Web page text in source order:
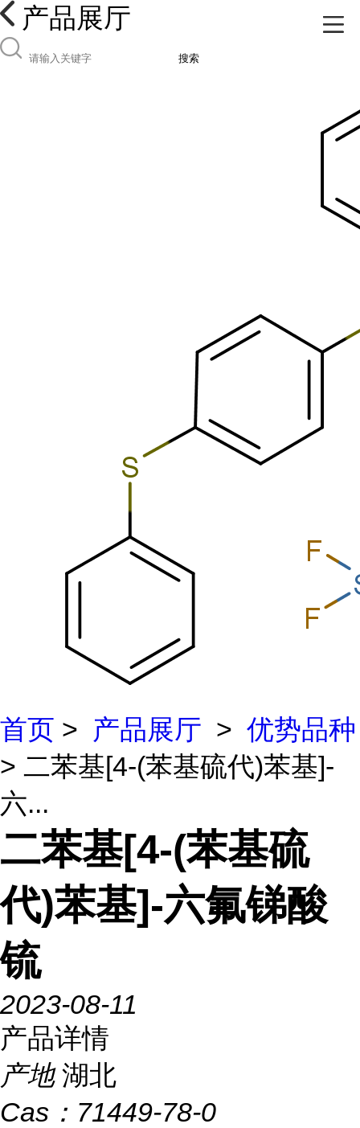
产品展厅
搜索
首页 > 产品展厅 > 优势品种
> 二苯基[4-(苯基硫代)苯基]-
六...
二苯基[4-(苯基硫
代)苯基]-六氟锑酸
锍
2023-08-11
产品详情
产地 湖北
Cas： 71449-78-0